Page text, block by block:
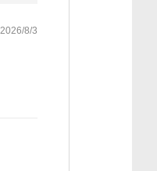
2026/8/3